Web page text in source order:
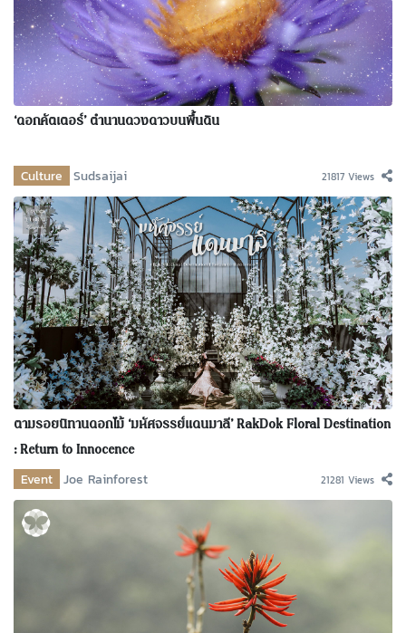
‘ดอกคัตเตอร์’ ตำนานดวงดาวบนพื้นดิน
Culture Sudsaijai 21817 Views
ตามรอยนิทานดอกไม้ ‘มหัศจรรย์แดนมาลี’ RakDok Floral Destination
: Return to Innocence
Event Joe Rainforest 21281 Views